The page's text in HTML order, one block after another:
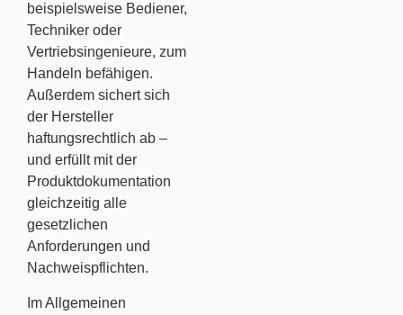
beispielsweise Bediener,
Techniker oder
Vertriebsingenieure, zum
Handeln befähigen.
Außerdem sichert sich
der Hersteller
haftungsrechtlich ab –
und erfüllt mit der
Produktdokumentation
gleichzeitig alle
gesetzlichen
Anforderungen und
Nachweispflichten.
Im Allgemeinen